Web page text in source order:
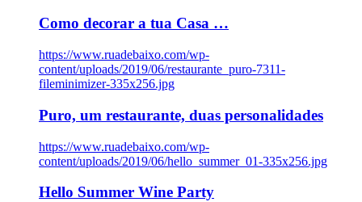
Como decorar a tua Casa …
https://www.ruadebaixo.com/wp-
content/uploads/2019/06/restaurante_puro-7311-
fileminimizer-335x256.jpg
Puro, um restaurante, duas personalidades
https://www.ruadebaixo.com/wp-
content/uploads/2019/06/hello_summer_01-335x256.jpg
Hello Summer Wine Party